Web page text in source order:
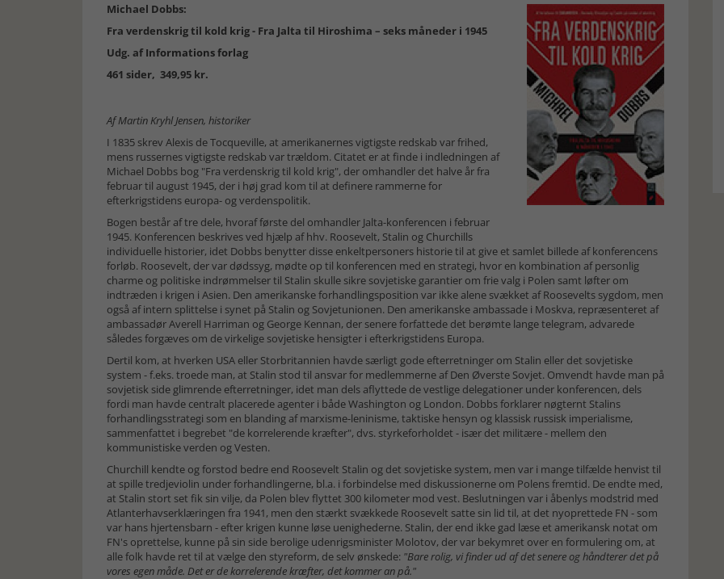
Michael Dobbs:
Fra verdenskrig til kold krig - Fra Jalta til Hiroshima – seks måneder i 1945
Udg. afInformations forlag
461 sider, 349,95 kr.
Af Martin Kryhl Jensen, historiker
I 1835 skrev Alexis de Tocqueville, at amerikanernes vigtigste redskab var frihed,
mens russernes vigtigste redskab var trældom. Citatet er at finde i indledningen af
Michael Dobbs bog "Fra verdenskrig til kold krig", der omhandler det halve år fra
februar til august 1945, der i høj grad kom til at definere rammerne for
efterkrigstidens europa- og verdenspolitik.
Bogen består af tre dele, hvoraf første del omhandler Jalta-konferencen i februar
1945. Konferencen beskrives ved hjælp af hhv. Roosevelt, Stalin og Churchills
individuelle historier, idet Dobbs benytter disse enkeltpersoners historie til at give et samlet billede af konferencens
forløb. Roosevelt, der var dødssyg, mødte op til konferencen med en strategi, hvor en kombination af personlig
charme og politiske indrømmelser til Stalin skulle sikre sovjetiske garantier om frie valg i Polen samt løfter om
indtræden i krigen i Asien. Den amerikanske forhandlingsposition var ikke alene svækket af Roosevelts sygdom, men
også af intern splittelse i synet på Stalin og Sovjetunionen. Den amerikanske ambassade i Moskva, repræsenteret af
ambassadør Averell Harriman og George Kennan, der senere forfattede det berømte lange telegram, advarede
således forgæves om de virkelige sovjetiske hensigter i efterkrigstidens Europa.
Dertil kom, at hverken USA eller Storbritannien havde særligt gode efterretninger om Stalin eller det sovjetiske
system - f.eks. troede man, at Stalin stod til ansvar for medlemmerne af Den Øverste Sovjet. Omvendt havde man på
sovjetisk side glimrende efterretninger, idet man dels aflyttede de vestlige delegationer under konferencen, dels
fordi man havde centralt placerede agenter i både Washington og London. Dobbs forklarer nøgternt Stalins
forhandlingsstrategi som en blanding af marxisme-leninisme, taktiske hensyn og klassisk russisk imperialisme,
sammenfattet i begrebet "de korrelerende kræfter", dvs. styrkeforholdet - især det militære - mellem den
kommunistiske verden og Vesten.
Churchill kendte og forstod bedre end Roosevelt Stalin og det sovjetiske system, men var i mange tilfælde henvist til
at spille tredjeviolin under forhandlingerne, bl.a. i forbindelse med diskussionerne om Polens fremtid. De endte med,
at Stalin stort set fik sin vilje, da Polen blev flyttet 300 kilometer mod vest. Beslutningen var i åbenlys modstrid med
Atlanterhavserklæringen fra 1941, men den stærkt svækkede Roosevelt satte sin lid til, at det nyoprettede FN - som
var hans hjertensbarn - efter krigen kunne løse uenighederne. Stalin, der end ikke gad læse et amerikansk notat om
FN's oprettelse, kunne på sin side berolige udenrigsminister Molotov, der var bekymret over en formulering om, at
alle folk havde ret til at vælge den styreform, de selv ønskede: "Bare rolig, vi finder ud af det senere og håndterer det på
vores egen måde. Det er de korrelerende kræfter, det kommer an på."